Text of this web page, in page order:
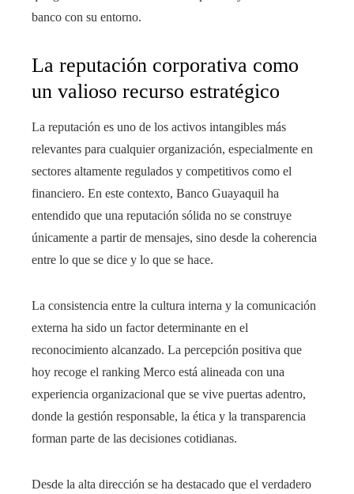
banco con su entorno.
La reputación corporativa como
un valioso recurso estratégico
La reputación es uno de los activos intangibles más
relevantes para cualquier organización, especialmente en
sectores altamente regulados y competitivos como el
financiero. En este contexto, Banco Guayaquil ha
entendido que una reputación sólida no se construye
únicamente a partir de mensajes, sino desde la coherencia
entre lo que se dice y lo que se hace.
La consistencia entre la cultura interna y la comunicación
externa ha sido un factor determinante en el
reconocimiento alcanzado. La percepción positiva que
hoy recoge el ranking Merco está alineada con una
experiencia organizacional que se vive puertas adentro,
donde la gestión responsable, la ética y la transparencia
forman parte de las decisiones cotidianas.
Desde la alta dirección se ha destacado que el verdadero